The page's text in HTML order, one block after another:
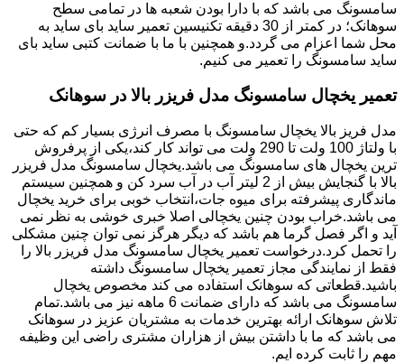
سامسونگ می باشد که با دارا بودن شعبه ها در تمامی سطح
سوهانک؛ در کمتر از 30 دقیقه تکنیسین تعمیر ساید بای ساید به
محل شما اعزام می گردد.و همچنین با ما با ضمانت کتبی ساید بای
ساید سامسونگ را تعمیر می کنیم.
تعمیر یخچال سامسونگ مدل فریزر بالا در سوهانک
مدل فریز بالا یخچال سامسونگ با مصرف انرژی بسیار کم که حتی
با ولتاژ 100 ولت تا 290 ولت می تواند کار کند،یکی از پرفروش
ترین یخچال های سامسونگ می باشد.یخچال سامسونگ مدل فریزر
بالا با گنجایش بیش از 2 لیتر آب در آب سرد کن و همچنین سیستم
ماندگاری پیشرفته برای میوه جات،انتخاب خوبی برای خرید یخچال
می باشد.خراب بودن چنین یخچالی اصلا خبری خوشی به نظر نمی
آید و اگر فصل گرما هم باشد که دیگر هرگز نمی توان چنین مشکلی
را تحمل کرد.درخواست تعمیر یخچال سامسونگ مدل فریزر بالا را
فقط از نمایندگی مجاز تعمیر یخچال سامسونگ داشته
باشید.قطعاتی که سوهانک استفاده می کند مخصوص یخچال
سامسونگ می باشد که دارای ضمانت 6 ماهه نیز می باشد.تمام
تلاش سوهانک ارائه بهترین خدمات به مشتریان عزیز در سوهانک
می باشد که ما با داشتن بیش از هزاران مشتری راضی این وظیفه
مهم را ثابت کرده ایم.